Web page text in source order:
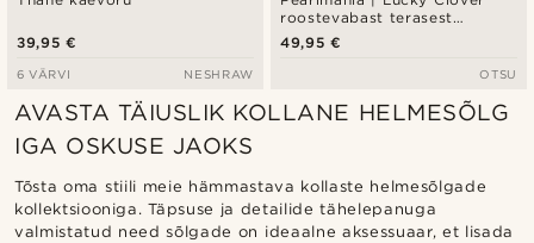
39,95 €
6 VÄRVI NESHRAW
roostevabast terasest
käevõru
49,95 €
OTSU
AVASTA TÄIUSLIK KOLLANE HELMESÕLG
IGA OSKUSE JAOKS
Tõsta oma stiili meie hämmastava kollaste helmesõlgade
kollektsiooniga. Täpsuse ja detailide tähelepanuga
valmistatud need sõlgade on ideaalne aksessuaar, et lisada